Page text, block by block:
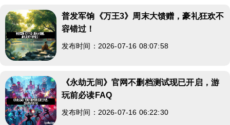
普发军饷《万王3》周末大馈赠，豪礼狂欢不
容错过！
发布时间：2026-07-16 08:07:58
《永劫无间》官网不删档测试现已开启，游
玩前必读FAQ
发布时间：2026-07-16 06:22:30